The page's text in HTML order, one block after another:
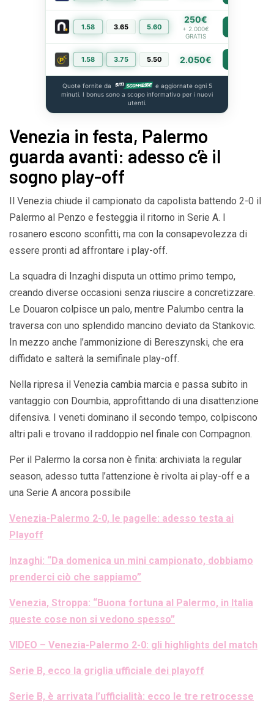
1.58 3.65 5.60
250€
+ 2.000€
GRATIS
1.58 3.75 5.50 2.050€
Quote fornite da
e aggiornate ogni 5
minuti. I bonus sono a scopo informativo per i nuovi
utenti.
Venezia in festa, Palermo
guarda avanti: adesso c’è il
sogno play-off
Il Venezia chiude il campionato da capolista battendo 2-0 il
Palermo al Penzo e festeggia il ritorno in Serie A. I
rosanero escono sconfitti, ma con la consapevolezza di
essere pronti ad affrontare i play-off.
La squadra di Inzaghi disputa un ottimo primo tempo,
creando diverse occasioni senza riuscire a concretizzare.
Le Douaron colpisce un palo, mentre Palumbo centra la
traversa con uno splendido mancino deviato da Stankovic.
In mezzo anche l’ammonizione di Bereszynski, che era
diffidato e salterà la semifinale play-off.
Nella ripresa il Venezia cambia marcia e passa subito in
vantaggio con Doumbia, approfittando di una disattenzione
difensiva. I veneti dominano il secondo tempo, colpiscono
altri pali e trovano il raddoppio nel finale con Compagnon.
Per il Palermo la corsa non è finita: archiviata la regular
season, adesso tutta l’attenzione è rivolta ai play-off e a
una Serie A ancora possibile
Venezia-Palermo 2-0, le pagelle: adesso testa ai
Playoff
Inzaghi: “Da domenica un mini campionato, dobbiamo
prenderci ciò che sappiamo”
Venezia, Stroppa: “Buona fortuna al Palermo, in Italia
queste cose non si vedono spesso”
VIDEO – Venezia-Palermo 2-0: gli highlights del match
Serie B, ecco la griglia ufficiale dei playoff
Serie B, è arrivata l’ufficialità: ecco le tre retrocesse